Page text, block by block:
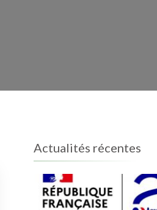
Actualités récentes